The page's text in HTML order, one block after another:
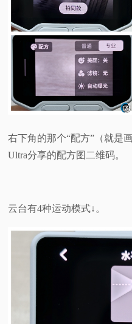
右下角的那个“配方”（就是
Ultra分享的配方图二维码。
云台有4种运动模式↓。